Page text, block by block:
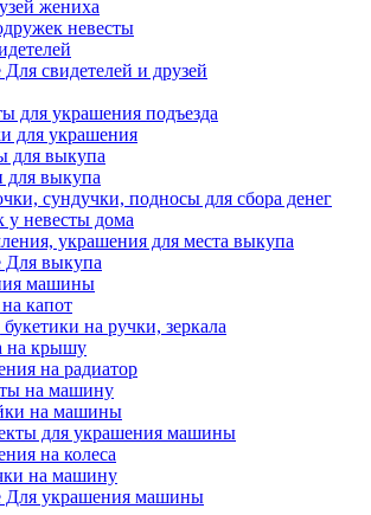
жениха
невесты
Для свидетелей и друзей
для украшения подъезда
для украшения
для выкупа
для выкупа
сундучки, подносы для сбора денег
у невесты дома
украшения для места выкупа
Для выкупа
машины
капот
на ручки, зеркала
на крышу
на радиатор
на машину
на машины
для украшения машины
на колеса
на машину
Для украшения машины